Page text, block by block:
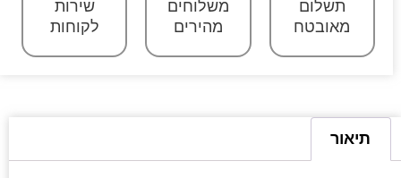
תשלום
מאובטח
משלוחים
מהירים
שירות
לקוחות
תיאור